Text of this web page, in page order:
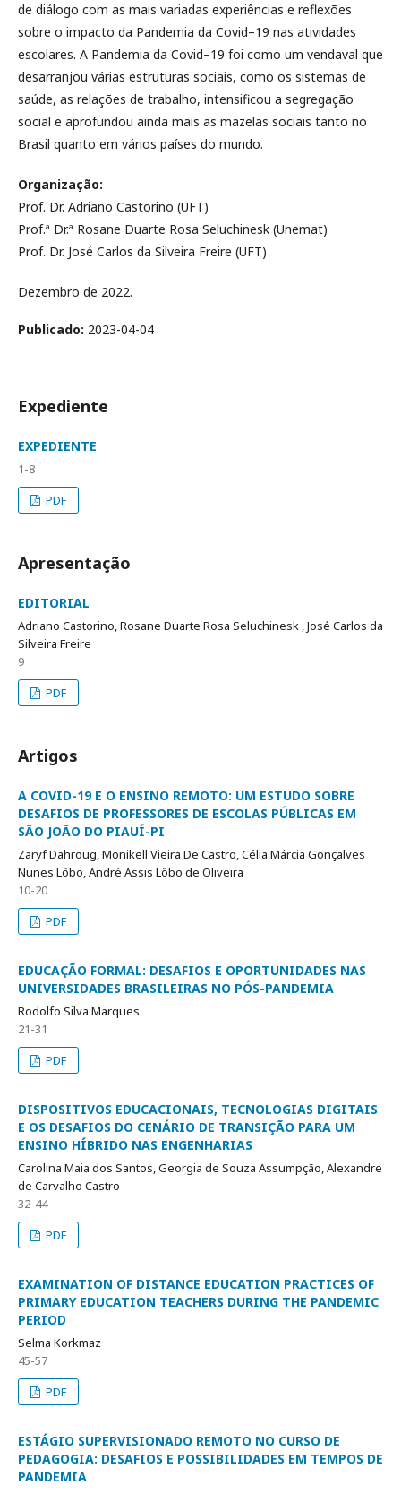
de diálogo com as mais variadas experiências e reflexões
sobre o impacto da Pandemia da Covid–19 nas atividades
escolares. A Pandemia da Covid–19 foi como um vendaval que
desarranjou várias estruturas sociais, como os sistemas de
saúde, as relações de trabalho, intensificou a segregação
social e aprofundou ainda mais as mazelas sociais tanto no
Brasil quanto em vários países do mundo.
Organização:
Prof. Dr. Adriano Castorino (UFT)
Prof.ª Dr.ª Rosane Duarte Rosa Seluchinesk (Unemat)
Prof. Dr. José Carlos da Silveira Freire (UFT)
Dezembro de 2022.
Publicado: 2023-04-04
Expediente
EXPEDIENTE
1-8
PDF
Apresentação
EDITORIAL
Adriano Castorino, Rosane Duarte Rosa Seluchinesk , José Carlos da
Silveira Freire
9
PDF
Artigos
A COVID-19 E O ENSINO REMOTO: UM ESTUDO SOBRE
DESAFIOS DE PROFESSORES DE ESCOLAS PÚBLICAS EM
SÃO JOÃO DO PIAUÍ-PI
Zaryf Dahroug, Monikell Vieira De Castro, Célia Márcia Gonçalves
Nunes Lôbo, André Assis Lôbo de Oliveira
10-20
PDF
EDUCAÇÃO FORMAL: DESAFIOS E OPORTUNIDADES NAS
UNIVERSIDADES BRASILEIRAS NO PÓS-PANDEMIA
Rodolfo Silva Marques
21-31
PDF
DISPOSITIVOS EDUCACIONAIS, TECNOLOGIAS DIGITAIS
E OS DESAFIOS DO CENÁRIO DE TRANSIÇÃO PARA UM
ENSINO HÍBRIDO NAS ENGENHARIAS
Carolina Maia dos Santos, Georgia de Souza Assumpção, Alexandre
de Carvalho Castro
32-44
PDF
EXAMINATION OF DISTANCE EDUCATION PRACTICES OF
PRIMARY EDUCATION TEACHERS DURING THE PANDEMIC
PERIOD
Selma Korkmaz
45-57
PDF
ESTÁGIO SUPERVISIONADO REMOTO NO CURSO DE
PEDAGOGIA: DESAFIOS E POSSIBILIDADES EM TEMPOS DE
PANDEMIA